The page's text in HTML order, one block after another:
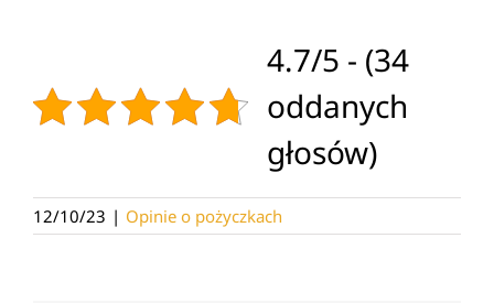
4.7/5 - (34
oddanych
głosów)
12/10/23 | Opinie o pożyczkach